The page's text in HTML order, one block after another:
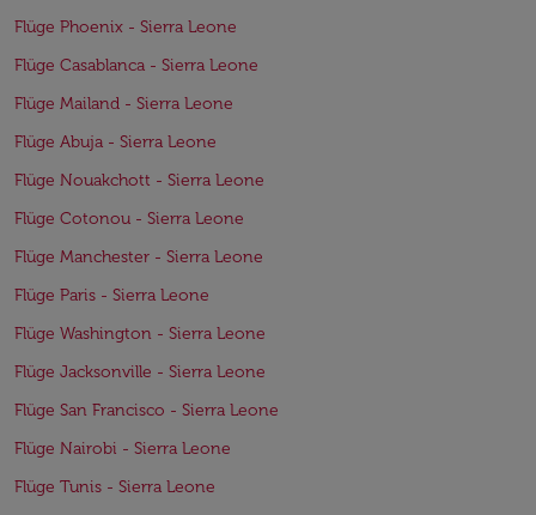
Flüge Phoenix - Sierra Leone
Flüge Casablanca - Sierra Leone
Flüge Mailand - Sierra Leone
Flüge Abuja - Sierra Leone
Flüge Nouakchott - Sierra Leone
Flüge Cotonou - Sierra Leone
Flüge Manchester - Sierra Leone
Flüge Paris - Sierra Leone
Flüge Washington - Sierra Leone
Flüge Jacksonville - Sierra Leone
Flüge San Francisco - Sierra Leone
Flüge Nairobi - Sierra Leone
Flüge Tunis - Sierra Leone